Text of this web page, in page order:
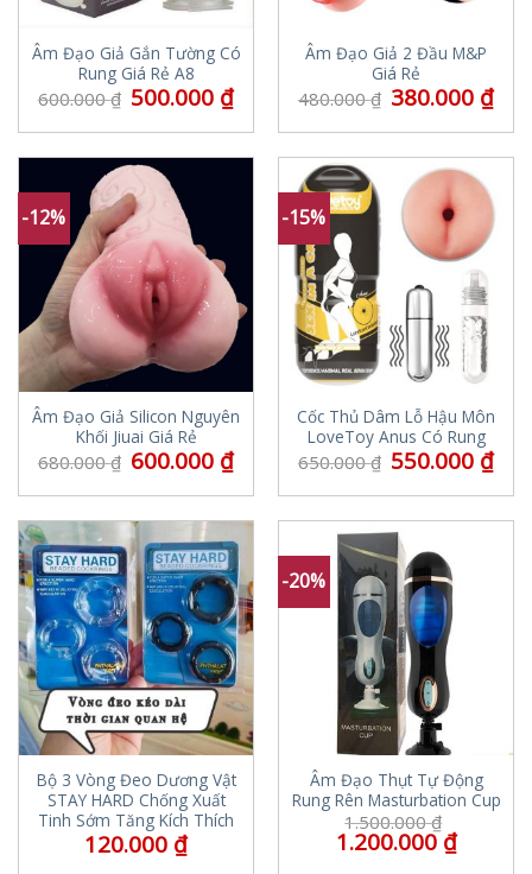
Âm Đạo Giả Gắn Tường Có
Rung Giá Rẻ A8
600.000₫ 500.000 ₫
Âm Đạo Giả 2 Đầu M&P
Giá Rẻ
480.000₫ 380.000 ₫
-12%
Âm Đạo Giả Silicon Nguyên
Khối Jiuai Giá Rẻ
680.000₫ 600.000 ₫
-15%
Cốc Thủ Dâm Lỗ Hậu Môn
LoveToy Anus Có Rung
650.000₫ 550.000 ₫
Bộ 3 Vòng Đeo Dương Vật
STAY HARD Chống Xuất
Tinh Sớm Tăng Kích Thích
120.000 ₫
-20%
Âm Đạo Thụt Tự Động
Rung Rên Masturbation Cup
1.500.000₫
1.200.000₫